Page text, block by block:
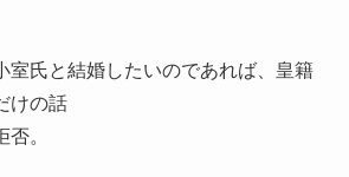
室氏と結婚したいのであれば、皇籍
けの話
。